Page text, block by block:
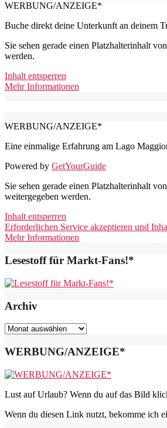
WERBUNG/ANZEIGE*
Buche direkt deine Unterkunft an deinem
Sie sehen gerade einen Platzhalterinhalt von
werden.
Inhalt entsperren
Mehr Informationen
WERBUNG/ANZEIGE*
Eine einmalige Erfahrung am Lago
Powered by GetYourGuide
Sie sehen gerade einen Platzhalterinhalt von
weitergegeben werden.
Inhalt entsperren
Erforderlichen Service akzeptieren und
Mehr Informationen
Lesestoff für Markt-Fans!*
Archiv
Archiv
WERBUNG/ANZEIGE*
Lust auf Urlaub? Wenn du auf das Bild
Wenn du diesen Link nutzt, bekomme ich